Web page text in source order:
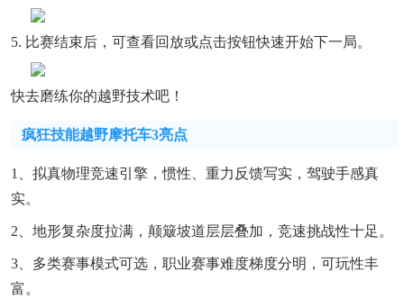
5. 比赛结束后，可查看回放或点击按钮快速开始下一局。
快去磨练你的越野技术吧！
疯狂技能越野摩托车3亮点
1、拟真物理竞速引擎，惯性、重力反馈写实，驾驶手感真
实。
2、地形复杂度拉满，颠簸坡道层层叠加，竞速挑战性十足。
3、多类赛事模式可选，职业赛事难度梯度分明，可玩性丰
富。